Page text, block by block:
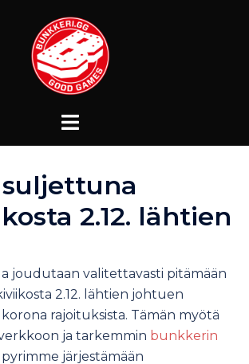
2.12. lähtien
joudutaan valitettavasti pitämään
2.12. lähtien johtuen
rajoituksista. Tämän myötä
ja tarkemmin bunkkerin
pyrimme järjestämään